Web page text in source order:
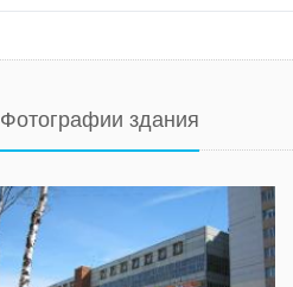
Фотографии здания